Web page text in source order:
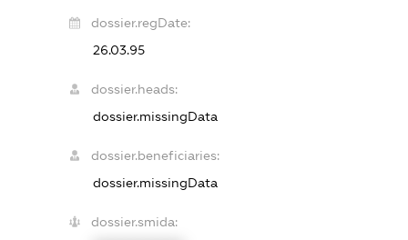
dossier.regDate:
26.03.95
dossier.heads:
dossier.missingData
dossier.beneficiaries:
dossier.missingData
dossier.smida: